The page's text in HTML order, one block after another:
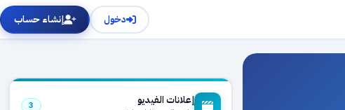
دخول إنشاء حساب
إعلانات الفيديو 3